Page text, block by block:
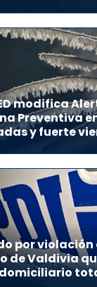
modifica
Preventiva
y fuerte
por violación
de Valdivia